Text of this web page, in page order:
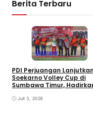
Berita Terbaru
Olahraga
PDI Perjuangan Lanjutkan
Soekarno Volley Cup di
Sumbawa Timur,
Rakyat
Juli 3, 2026